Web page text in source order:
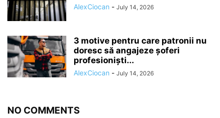
AlexCiocan - July 14, 2026
3 motive pentru care patronii nu
doresc să angajeze șoferi
profesioniști...
AlexCiocan - July 14, 2026
NO COMMENTS